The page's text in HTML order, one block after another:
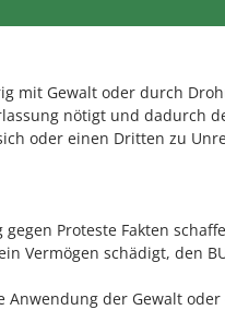
mit Gewalt oder durch
nötigt und dadurch
oder einen Dritten zu
Proteste Fakten
Vermögen schädigt, den
Anwendung der Gewalt